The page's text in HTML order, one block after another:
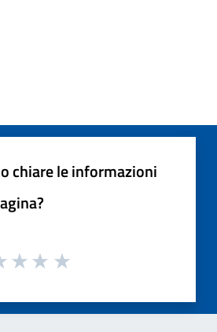
chiare le informazioni